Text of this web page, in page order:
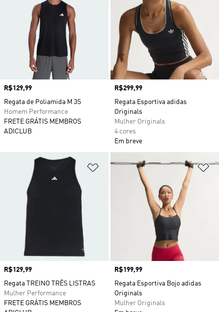
Preço
R$129,99
Regata de Poliamida M 3S
Homem Performance
FRETE GRÁTIS MEMBROS
ADICLUB
Preço
R$299,99
Regata Esportiva adidas
Originals
Mulher Originals
4 cores
Em breve
Adicionar à Lista de Desejos
Preço
R$129,99
Regata TREINO TRÊS LISTRAS
Mulher Performance
FRETE GRÁTIS MEMBROS
Preço
R$199,99
Regata Esportiva Bojo adidas
Originals
Mulher Originals